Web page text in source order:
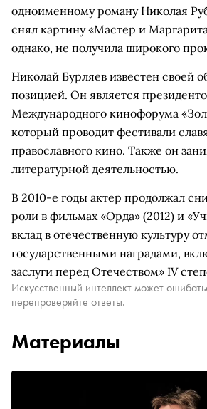
одноименному роману Николая
снял картину «Мастер и
однако, не получила широкого
Николай Бурляев известен своей
позицией. Он является
Международного кинофорума
который проводит фестивали
православного кино. Также он
литературной деятельностью.
В 2010-е годы актер продолжал
роли в фильмах «Орда» (2012) и
вклад в отечественную культуру
государственными наградами,
заслуги перед Отечеством» IV
Искусственный интеллект может
перепроверяйте ответы.
Материалы